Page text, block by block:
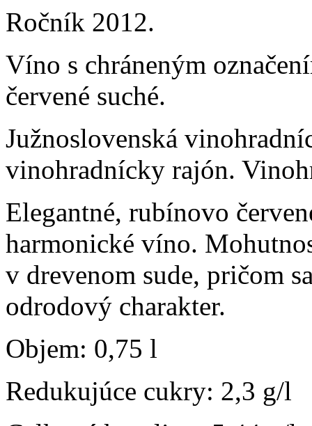
Ročník 2012.
Víno s chráneným
červené suché.
Južnoslovenská
vinohradnícky rajón.
Elegantné, rubínovo
harmonické víno.
v drevenom sude, pričom
odrodový charakter.
Objem: 0,75 l
Redukujúce cukry: 2,3 g/l